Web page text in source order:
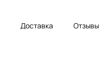
Доставка Отзывы